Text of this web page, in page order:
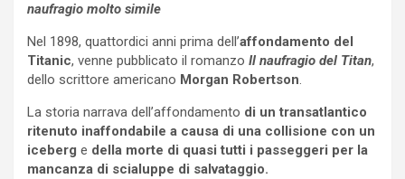
naufragio molto simile
Nel 1898, quattordici anni prima dell’affondamento del
Titanic, venne pubblicato il romanzo Il naufragio del Titan,
dello scrittore americano Morgan Robertson.
La storia narrava dell’affondamento di un transatlantico
ritenuto inaffondabile a causa di una collisione con un
iceberg e della morte di quasi tutti i passeggeri per la
mancanza di scialuppe di salvataggio.